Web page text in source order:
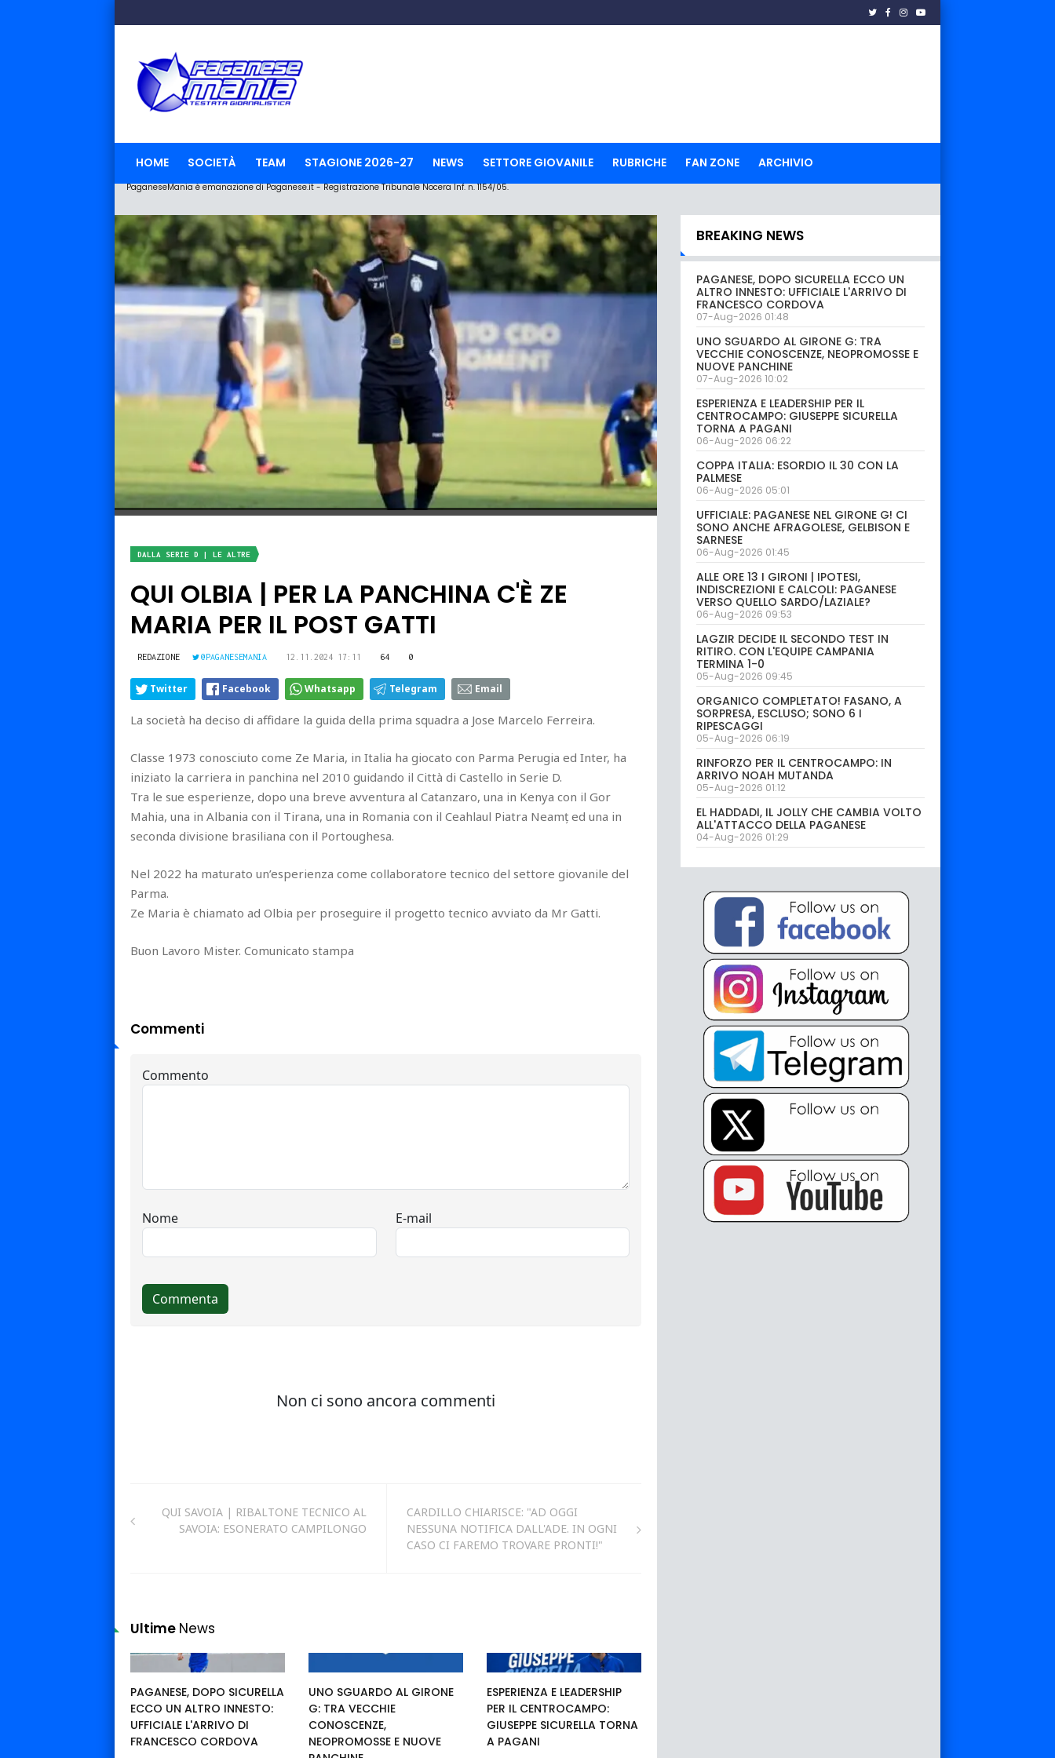
HOME SOCIETÀ TEAM STAGIONE 2026-27 NEWS SETTORE GIOVANILE RUBRICHE FAN ZONE ARCHIVIO
PaganeseMania è emanazione di Paganese.it - Registrazione Tribunale Nocera Inf. n. 1154/05.
DALLA SERIE D | LE ALTRE
QUI OLBIA | PER LA PANCHINA C'È ZE
MARIA PER IL POST GATTI
REDAZIONE @PAGANESEMANIA 12.11.2024 17:11 64 0
Twitter Facebook Whatsapp Telegram Email
La società ha deciso di affidare la guida della prima squadra a Jose Marcelo Ferreira.
Classe 1973 conosciuto come Ze Maria, in Italia ha giocato con Parma Perugia ed Inter, ha
iniziato la carriera in panchina nel 2010 guidando il Città di Castello in Serie D.
Tra le sue esperienze, dopo una breve avventura al Catanzaro, una in Kenya con il Gor
Mahia, una in Albania con il Tirana, una in Romania con il Ceahlaul Piatra Neamț ed una in
seconda divisione brasiliana con il Portoughesa.
Nel 2022 ha maturato un’esperienza come collaboratore tecnico del settore giovanile del
Parma.
Ze Maria è chiamato ad Olbia per proseguire il progetto tecnico avviato da Mr Gatti.
Buon Lavoro Mister. Comunicato stampa
Commenti
QUI SAVOIA | RIBALTONE TECNICO AL
SAVOIA: ESONERATO CAMPILONGO
CARDILLO CHIARISCE: "AD OGGI
NESSUNA NOTIFICA DALL'ADE. IN OGNI
CASO CI FAREMO TROVARE PRONTI!"
Ultime News
PAGANESE, DOPO SICURELLA
ECCO UN ALTRO INNESTO:
UFFICIALE L'ARRIVO DI
FRANCESCO CORDOVA
UNO SGUARDO AL GIRONE
G: TRA VECCHIE
CONOSCENZE,
NEOPROMOSSE E NUOVE
ESPERIENZA E LEADERSHIP
PER IL CENTROCAMPO:
GIUSEPPE SICURELLA TORNA
A PAGANI
BREAKING NEWS
PAGANESE, DOPO SICURELLA ECCO UN
ALTRO INNESTO: UFFICIALE L'ARRIVO DI
FRANCESCO CORDOVA
07-Aug-2026 01:48
UNO SGUARDO AL GIRONE G: TRA
VECCHIE CONOSCENZE, NEOPROMOSSE E
NUOVE PANCHINE
07-Aug-2026 10:02
ESPERIENZA E LEADERSHIP PER IL
CENTROCAMPO: GIUSEPPE SICURELLA
TORNA A PAGANI
06-Aug-2026 06:22
COPPA ITALIA: ESORDIO IL 30 CON LA
PALMESE
06-Aug-2026 05:01
UFFICIALE: PAGANESE NEL GIRONE G! CI
SONO ANCHE AFRAGOLESE, GELBISON E
SARNESE
06-Aug-2026 01:45
ALLE ORE 13 I GIRONI | IPOTESI,
INDISCREZIONI E CALCOLI: PAGANESE
VERSO QUELLO SARDO/LAZIALE?
06-Aug-2026 09:53
LAGZIR DECIDE IL SECONDO TEST IN
RITIRO. CON L'EQUIPE CAMPANIA
TERMINA 1-0
05-Aug-2026 09:45
ORGANICO COMPLETATO! FASANO, A
SORPRESA, ESCLUSO; SONO 6 I
RIPESCAGGI
05-Aug-2026 06:19
RINFORZO PER IL CENTROCAMPO: IN
ARRIVO NOAH MUTANDA
05-Aug-2026 01:12
EL HADDADI, IL JOLLY CHE CAMBIA VOLTO
ALL'ATTACCO DELLA PAGANESE
04-Aug-2026 01:29